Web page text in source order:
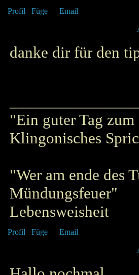
danke dir für den
"Ein guter Tag zum
Klingonisches
"Wer am ende des
Mündungsfeuer"
Lebensweisheit